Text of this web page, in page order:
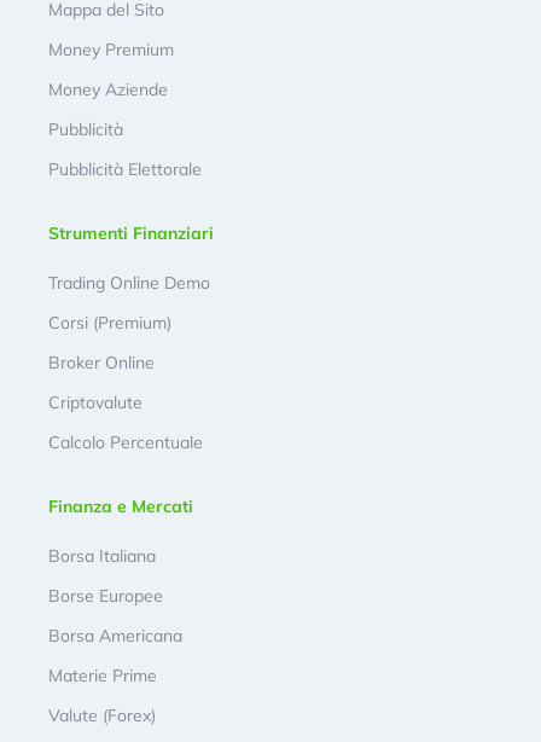
Mappa del Sito
Money Premium
Money Aziende
Pubblicità
Pubblicità Elettorale
Strumenti Finanziari
Trading Online Demo
Corsi (Premium)
Broker Online
Criptovalute
Calcolo Percentuale
Finanza e Mercati
Borsa Italiana
Borse Europee
Borsa Americana
Materie Prime
Valute (Forex)